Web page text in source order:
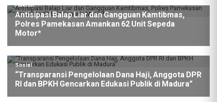
Hukrim
Antisipasi Balap Liar dan Gangguan Kamtibmas,
Polres Pamekasan Amankan 62 Unit Sepeda
Motor*
Sosial
“Transparansi Pengelolaan Dana Haji, Anggota DPR
RI dan BPKH Gencarkan Edukasi Publik di Madura”